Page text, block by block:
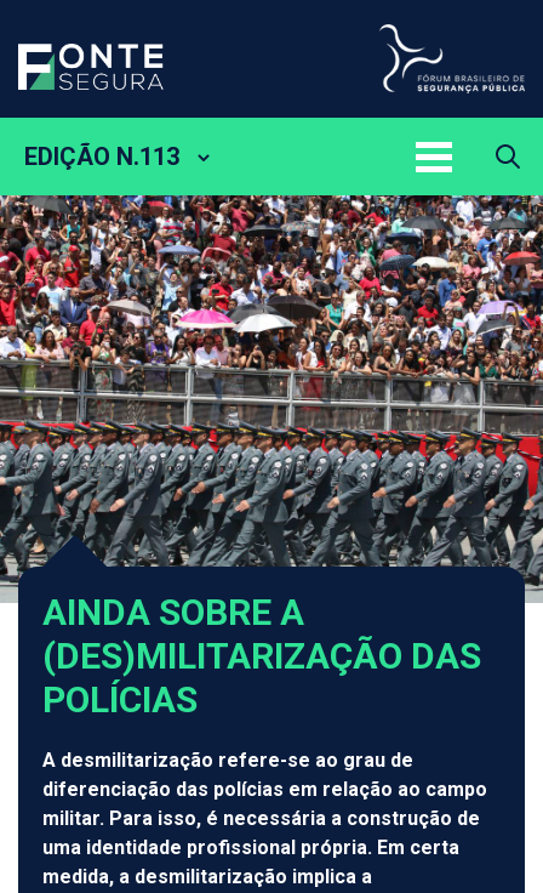
EDIÇÃO N.113
AINDA SOBRE A
(DES)MILITARIZAÇÃO DAS
POLÍCIAS
A desmilitarização refere-se ao grau de
diferenciação das polícias em relação ao campo
militar. Para isso, é necessária a construção de
uma identidade profissional própria. Em certa
medida, a desmilitarização implica a